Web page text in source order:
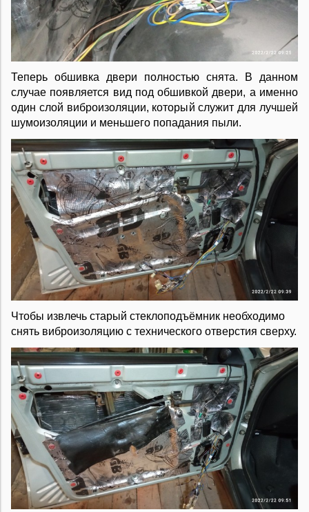
Теперь обшивка двери полностью снята. В данном
случае появляется вид под обшивкой двери, а именно
один слой виброизоляции, который служит для лучшей
шумоизоляции и меньшего попадания пыли.
Чтобы извлечь старый стеклоподъёмник необходимо
снять виброизоляцию с технического отверстия сверху.